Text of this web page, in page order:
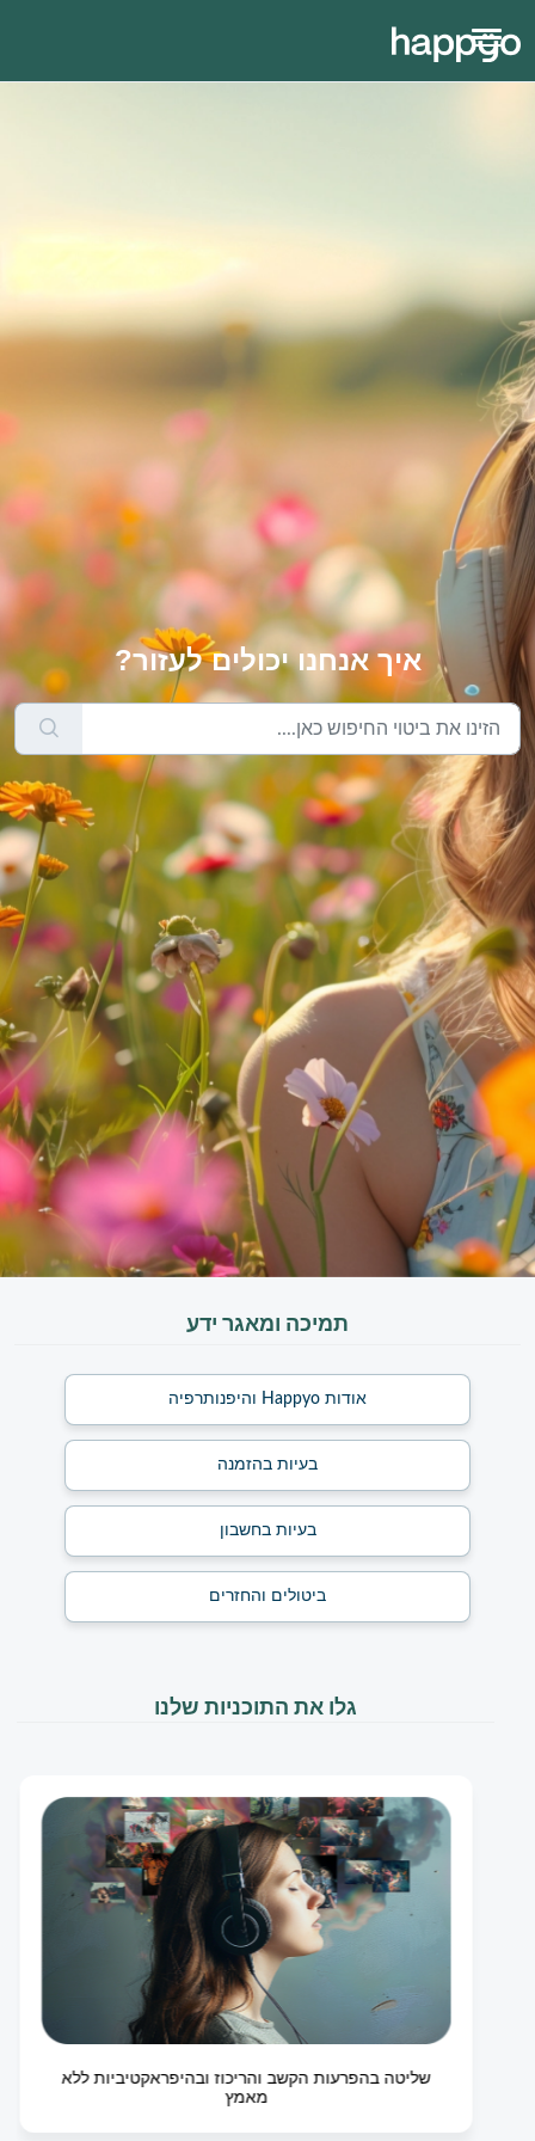
איך אנחנו יכולים לעזור?
תמיכה ומאגר ידע
אודות Happyo והיפנותרפיה
בעיות בהזמנה
בעיות בחשבון
ביטולים והחזרים
גלו את התוכניות שלנו
שליטה בהפרעות הקשב והריכוז ובהיפראקטיביות ללא
מאמץ